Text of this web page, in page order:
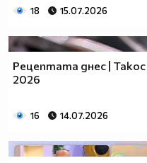
18 15.07.2026
Рецептата днес |
2026
16 14.07.2026